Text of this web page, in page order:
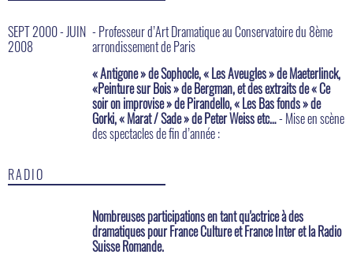
SEPT 2000 - JUIN
2008
- Professeur d’Art Dramatique au Conservatoire du 8ème
arrondissement de Paris
« Antigone » de Sophocle, « Les Aveugles » de Maeterlinck,
«Peinture sur Bois » de Bergman, et des extraits de « Ce
soir on improvise » de Pirandello, « Les Bas fonds » de
Gorki, « Marat / Sade » de Peter Weiss etc…- Mise en scène
des spectacles de fin d’année :
RADIO
Nombreuses participations en tant qu'actrice à des
dramatiques pour France Culture et France Inter et la Radio
Suisse Romande.